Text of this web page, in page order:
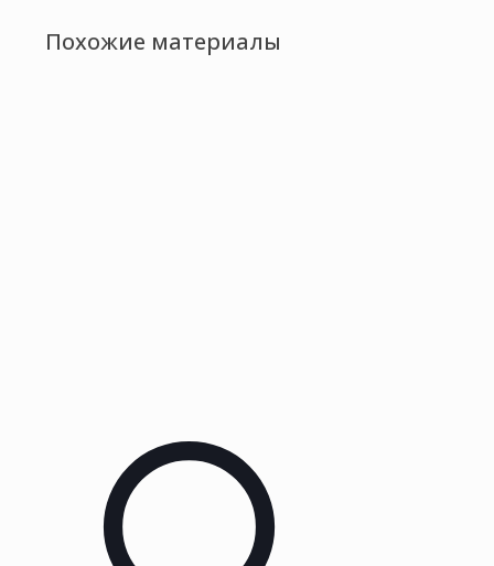
Похожие материалы